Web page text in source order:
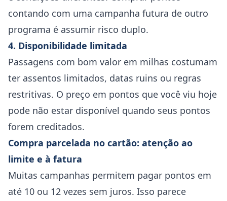
contando com uma campanha futura de outro
programa é assumir risco duplo.
4. Disponibilidade limitada
Passagens com bom valor em milhas costumam
ter assentos limitados, datas ruins ou regras
restritivas. O preço em pontos que você viu hoje
pode não estar disponível quando seus pontos
forem creditados.
Compra parcelada no cartão: atenção ao
limite e à fatura
Muitas campanhas permitem pagar pontos em
até 10 ou 12 vezes sem juros. Isso parece